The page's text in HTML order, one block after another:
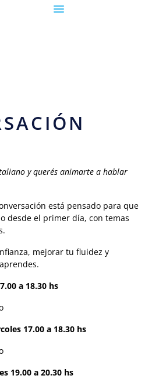
y querés animarte a hablar
está pensado para que
desde el primer día, con temas
mejorar tu fluidez y
a 18.30 hs
17.00 a 18.30 hs
19.00 a 20.30 hs